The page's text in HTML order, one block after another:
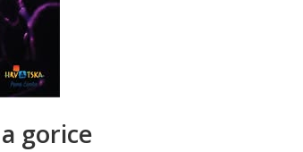
gorice